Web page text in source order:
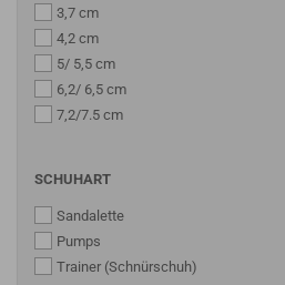
3,7 cm
4,2 cm
5/ 5,5 cm
6,2/ 6,5 cm
7,2/7.5 cm
SCHUHART
Sandalette
Pumps
Trainer (Schnürschuh)